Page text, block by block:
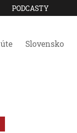
PODCASTY
Slovensko